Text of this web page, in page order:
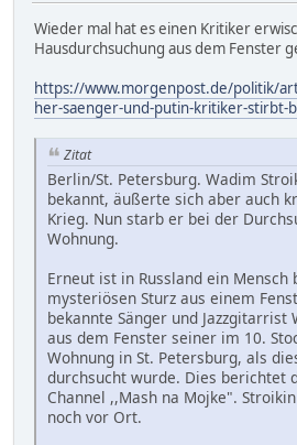
Wieder mal hat es einen Kritiker
Hausdurchsuchung aus dem Fenster
https://www.morgenpost.de/politik/
her-saenger-und-putin-kritiker-stirbt-
Zitat
Berlin/St. Petersburg. Wadim
bekannt, äußerte sich aber auch
Krieg. Nun starb er bei der
Wohnung.
Erneut ist in Russland ein Mensch
mysteriösen Sturz aus einem
bekannte Sänger und Jazzgitarrist
aus dem Fenster seiner im 10.
Wohnung in St. Petersburg, als
durchsucht wurde. Dies berichtet
Channel ,,Mash na Mojke".
noch vor Ort.